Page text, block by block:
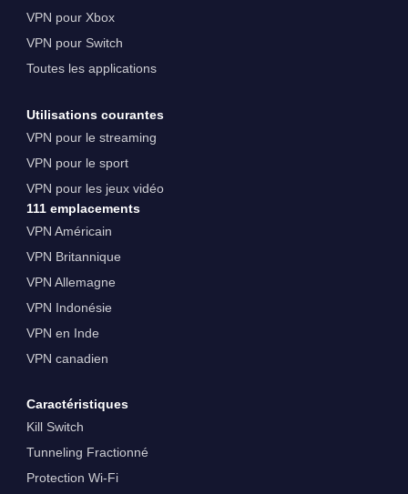
VPN pour Xbox
VPN pour Switch
Toutes les applications
Utilisations courantes
VPN pour le streaming
VPN pour le sport
VPN pour les jeux vidéo
111 emplacements
VPN Américain
VPN Britannique
VPN Allemagne
VPN Indonésie
VPN en Inde
VPN canadien
Caractéristiques
Kill Switch
Tunneling Fractionné
Protection Wi-Fi